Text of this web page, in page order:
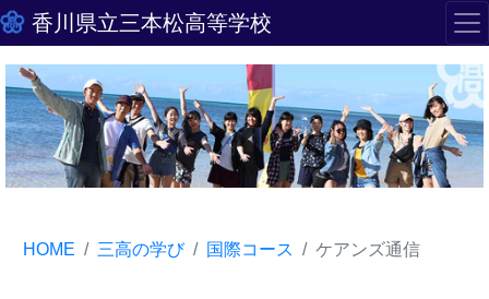
香川県立三本松高等学校
HOME 三高の学び 国際コース ケアンズ通信